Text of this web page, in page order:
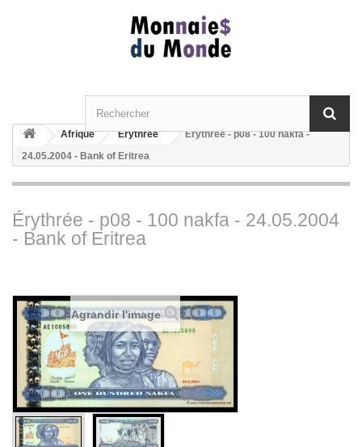
Afrique Erythrée
Érythrée - p08 - 100 nakfa -
24.05.2004 - Bank of Eritrea
Érythrée - p08 - 100 nakfa - 24.05.2004
- Bank of Eritrea
Agrandir l'image